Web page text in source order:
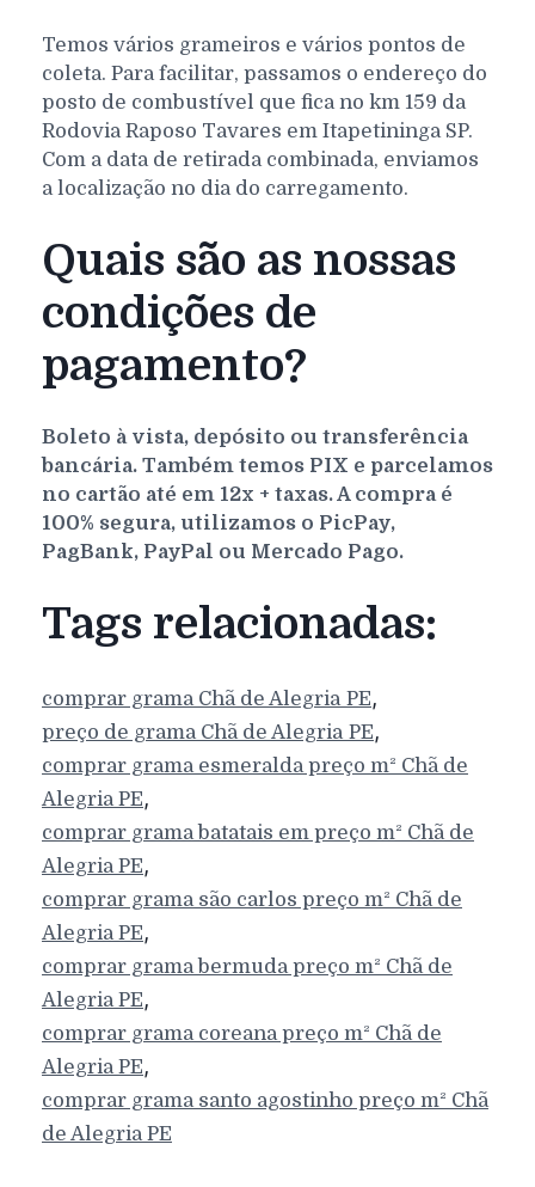
Temos vários grameiros e vários pontos de
coleta. Para facilitar, passamos o endereço do
posto de combustível que fica no km 159 da
Rodovia Raposo Tavares em Itapetininga SP.
Com a data de retirada combinada, enviamos
a localização no dia do carregamento.
Quais são as nossas
condições de
pagamento?
Boleto à vista, depósito ou transferência
bancária. Também temos PIX e parcelamos
no cartão até em 12x + taxas. A compra é
100% segura, utilizamos o PicPay,
PagBank, PayPal ou Mercado Pago.
Tags relacionadas:
comprar grama Chã de Alegria PE,
preço de grama Chã de Alegria PE,
comprar grama esmeralda preço m² Chã de
Alegria PE,
comprar grama batatais em preço m² Chã de
Alegria PE,
comprar grama são carlos preço m² Chã de
Alegria PE,
comprar grama bermuda preço m² Chã de
Alegria PE,
comprar grama coreana preço m² Chã de
Alegria PE,
comprar grama santo agostinho preço m² Chã
de Alegria PE